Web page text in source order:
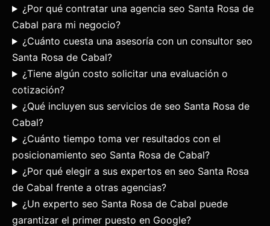
¿Por qué contratar una agencia seo Santa Rosa de
Cabal para mi negocio?
¿Cuánto cuesta una asesoría con un consultor seo
Santa Rosa de Cabal?
¿Tiene algún costo solicitar una evaluación o
cotización?
¿Qué incluyen sus servicios de seo Santa Rosa de
Cabal?
¿Cuánto tiempo toma ver resultados con el
posicionamiento seo Santa Rosa de Cabal?
¿Por qué elegir a sus expertos en seo Santa Rosa
de Cabal frente a otras agencias?
¿Un experto seo Santa Rosa de Cabal puede
garantizar el primer puesto en Google?